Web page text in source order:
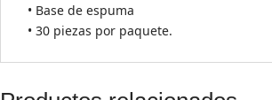
• Base de espuma
• 30 piezas por paquete.